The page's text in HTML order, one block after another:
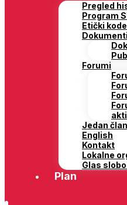
Pregled
Program
Etički
Forumi
Jedan
English
Kontakt
Lokalne
Glas
Plan